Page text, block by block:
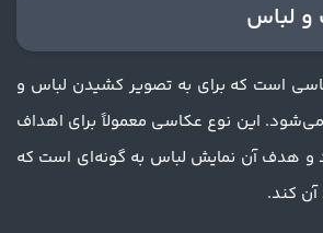
است که برای به تصویر کشیدن لباس و
این نوع عکاسی معمولاً برای اهداف
و هدف آن نمایش لباس به گونه‌ای است که
آن کند.
و لباس